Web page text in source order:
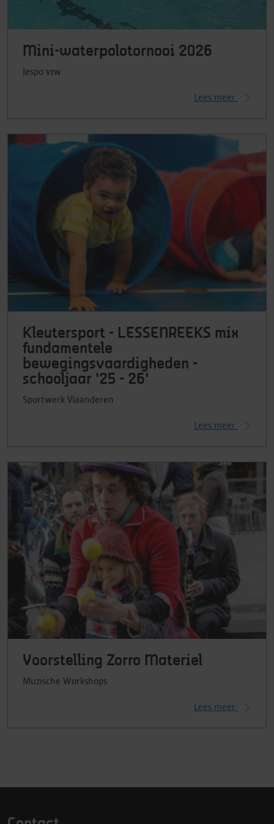
Mini-waterpolotornooi 2026
Jespo vzw
Lees meer
Kleutersport - LESSENREEKS mix
fundamentele
bewegingsvaardigheden -
schooljaar '25 - 26'
Sportwerk Vlaanderen
Lees meer
Voorstelling Zorro Materiel
Muzische Workshops
Lees meer